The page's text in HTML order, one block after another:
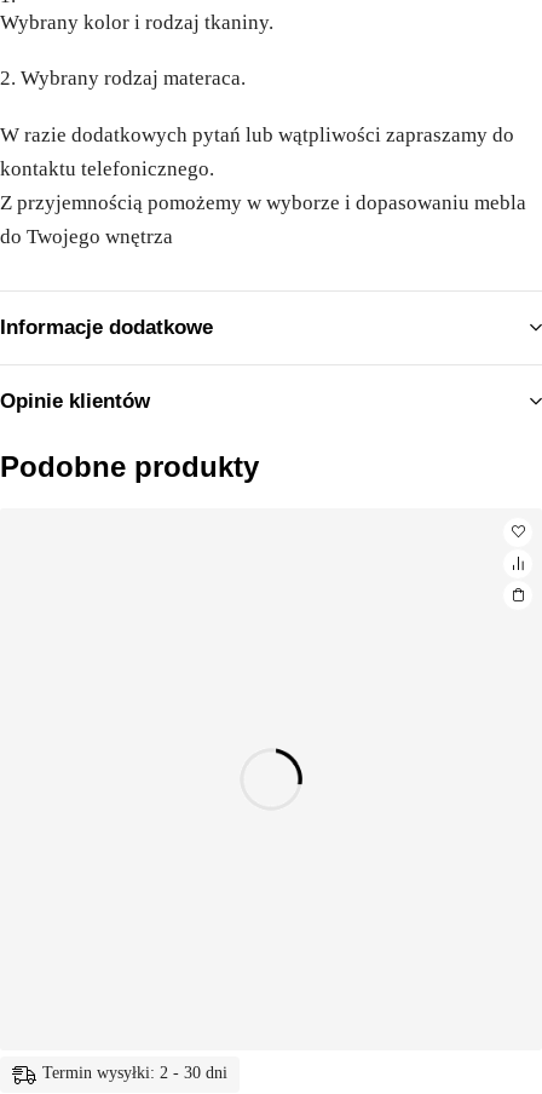
Wybrany kolor i rodzaj tkaniny.
Wybrany rodzaj materaca.
W razie dodatkowych pytań lub wątpliwości zapraszamy do
kontaktu telefonicznego.
Z przyjemnością pomożemy w wyborze i dopasowaniu mebla
do Twojego wnętrza
Informacje dodatkowe
Opinie klientów
Podobne produkty
Termin wysyłki: 2 - 30 dni